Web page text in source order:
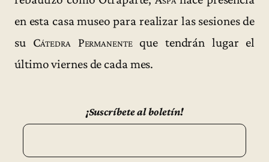
en esta casa museo para realizar las sesiones de
su Cátedra Permanenteque tendrán lugar el
último viernes de cada mes.
¡Suscríbete al boletín!